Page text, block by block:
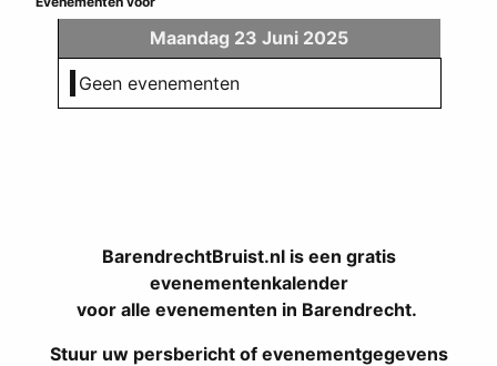
Maandag 23 Juni 2025
Geen evenementen
BarendrechtBruist.nl is een gratis
evenementenkalender
voor alle evenementen in Barendrecht.
Stuur uw persbericht of evenementgegevens